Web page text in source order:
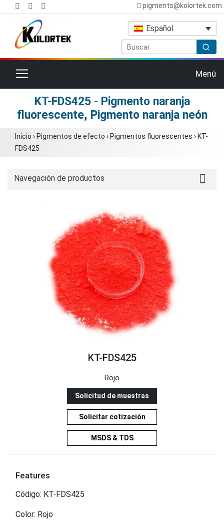
pigments@kolortek.com
Español
Cambiar navegación Menú
KT-FDS425 - Pigmento naranja
fluorescente, Pigmento naranja neón
Inicio › Pigmentos de efecto › Pigmentos fluorescentes › KT-
FDS425
Navegación de productos
KT-FDS425
Rojo
Solicitud de muestras
Solicitar cotización
MSDS & TDS
Features
Código: KT-FDS425
Color: Rojo